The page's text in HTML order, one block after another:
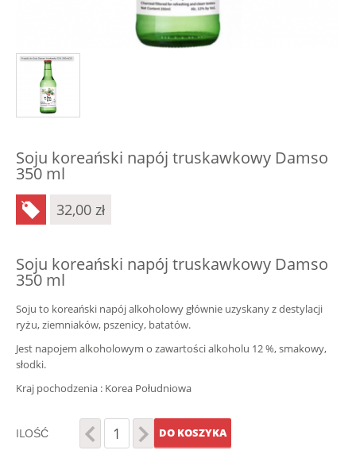
Soju koreański napój truskawkowy Damso
350 ml
32,00 zł
Soju koreański napój truskawkowy Damso
350 ml
Soju to koreański napój alkoholowy głównie uzyskany z destylacji
ryżu, ziemniaków, pszenicy, batatów.
Jest napojem alkoholowym o zawartości alkoholu 12 %, smakowy,
słodki.
Kraj pochodzenia : Korea Południowa
ILOŚĆ DO KOSZYKA